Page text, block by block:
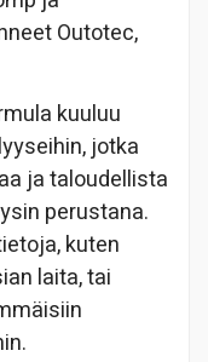
Outotec,
kuuluu
jotka
ja taloudellista
perustana.
kuten
laita, tai